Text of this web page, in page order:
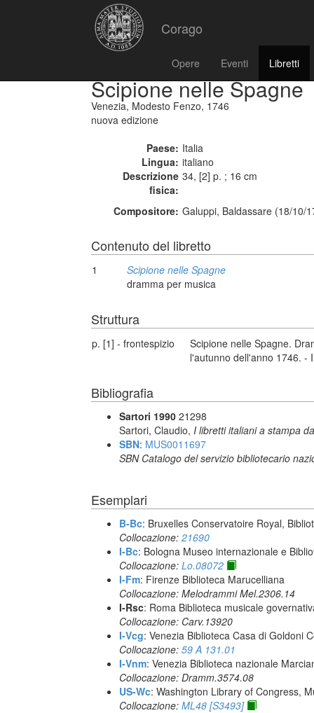
Corago
Opere Eventi Libretti
Scipione nelle Spagne
Venezia, Modesto Fenzo, 1746
nuova edizione
Paese: Italia
Lingua: italiano
Descrizione
fisica:
34, [2] p. ; 16 cm
Compositore: Galuppi, Baldassare (18/10/
Contenuto del libretto
1
Scipione nelle Spagne
dramma per musica
Struttura
p. [1] - frontespizio
Scipione nelle Spagne.
l'autunno dell'anno 1746. -
Bibliografia
Sartori 1990 21298
Sartori, Claudio, I libretti italiani a stampa
SBN: MUS0011697
SBN Catalogo del servizio bibliotecario
Esemplari
B-Bc: Bruxelles Conservatoire Royal,
Collocazione: 21690
I-Bc: Bologna Museo internazionale e
Collocazione: Lo.08072
I-Fm: Firenze Biblioteca Marucelliana
Collocazione: Melodrammi Mel.2306.14
I-Rsc: Roma Biblioteca musicale
Collocazione: Carv.13920
I-Vcg: Venezia Biblioteca Casa di Goldoni
Collocazione: 59 A 131.01
I-Vnm: Venezia Biblioteca nazionale
Collocazione: Dramm.3574.08
US-Wc: Washington Library of Congress,
Collocazione: ML48 [S3493]